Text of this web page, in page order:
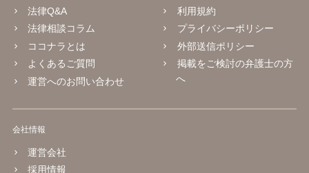
法律Q&A
法律相談コラム
ココナラとは
よくあるご質問
運営へのお問い合わせ
利用規約
プライバシーポリシー
外部送信ポリシー
掲載をご検討の弁護士の方
へ
会社情報
運営会社
採用情報